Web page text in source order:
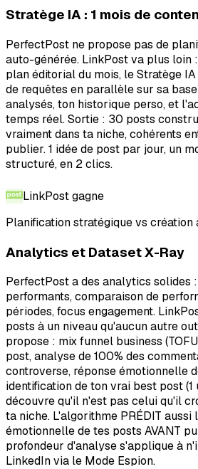
Stratège IA : 1 mois de
PerfectPost ne propose pas de
auto-générée. LinkPost va plus loin
plan éditorial du mois, le Stratège
de requêtes en parallèle sur sa
analysés, ton historique perso, et
temps réel. Sortie : 30 posts
vraiment dans ta niche, cohérents
publier. 1 idée de post par jour, un
structuré, en 2 clics.
LinkPostgagne
Planification stratégique vs création
Analytics et Dataset X-Ray
PerfectPost a des analytics solides
performants, comparaison de
périodes, focus engagement.
posts à un niveau qu'aucun autre
propose : mix funnel business
post, analyse de 100% des
controverse, réponse émotionnelle
identification de ton vrai best post
découvre qu'il n'est pas celui qu'il
ta niche. L'algorithme PRÉDIT aussi
émotionnelle de tes posts AVANT
profondeur d'analyse s'applique à
LinkedIn via le Mode Espion.